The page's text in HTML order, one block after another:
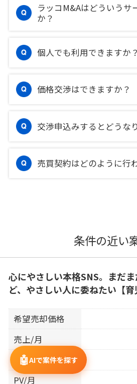
ラッコM&Aはどういうサ
か？
個人でも利用できますか？
価格交渉はできますか？
交渉申込みするとどうな
売買契約はどのように行
条件の近い
心にやさしい本格SNS。まだ
ど、やさしい人に委ねたい【育
希望売却価格
売上/月
利益/月
PV/月
🤖AIで案件を探す